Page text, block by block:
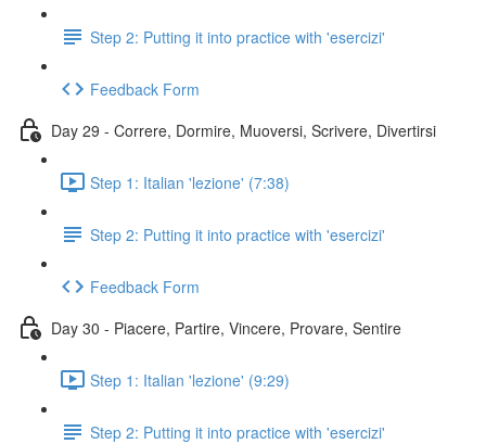
Step 2: Putting it into practice with 'esercizi'
Feedback Form
Day 29 - Correre, Dormire, Muoversi, Scrivere, Divertirsi
Step 1: Italian 'lezione' (7:38)
Step 2: Putting it into practice with 'esercizi'
Feedback Form
Day 30 - Piacere, Partire, Vincere, Provare, Sentire
Step 1: Italian 'lezione' (9:29)
Step 2: Putting it into practice with 'esercizi'